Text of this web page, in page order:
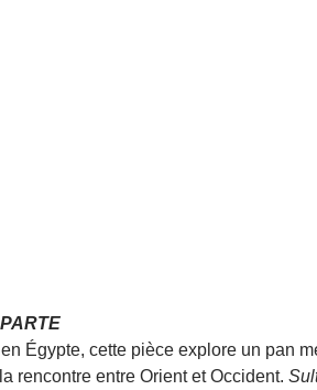
Égypte, cette pièce explore un pan
rencontre entre Orient et Occident.